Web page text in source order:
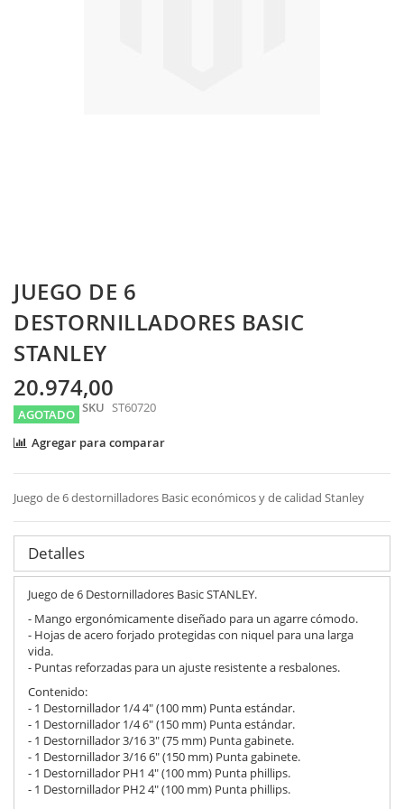
Skip
to
the
beginning
of
the
images
gallery
JUEGO DE 6
DESTORNILLADORES BASIC
STANLEY
20.974,00
AGOTADO SKU ST60720
Agregar para comparar
Juego de 6 destornilladores Basic económicos y de calidad Stanley
Detalles
Juego de 6 Destornilladores Basic STANLEY.
- Mango ergonómicamente diseñado para un agarre cómodo.
- Hojas de acero forjado protegidas con niquel para una larga
vida.
- Puntas reforzadas para un ajuste resistente a resbalones.
Contenido:
- 1 Destornillador 1/4 4" (100 mm) Punta estándar.
- 1 Destornillador 1/4 6" (150 mm) Punta estándar.
- 1 Destornillador 3/16 3" (75 mm) Punta gabinete.
- 1 Destornillador 3/16 6" (150 mm) Punta gabinete.
- 1 Destornillador PH1 4" (100 mm) Punta phillips.
- 1 Destornillador PH2 4" (100 mm) Punta phillips.